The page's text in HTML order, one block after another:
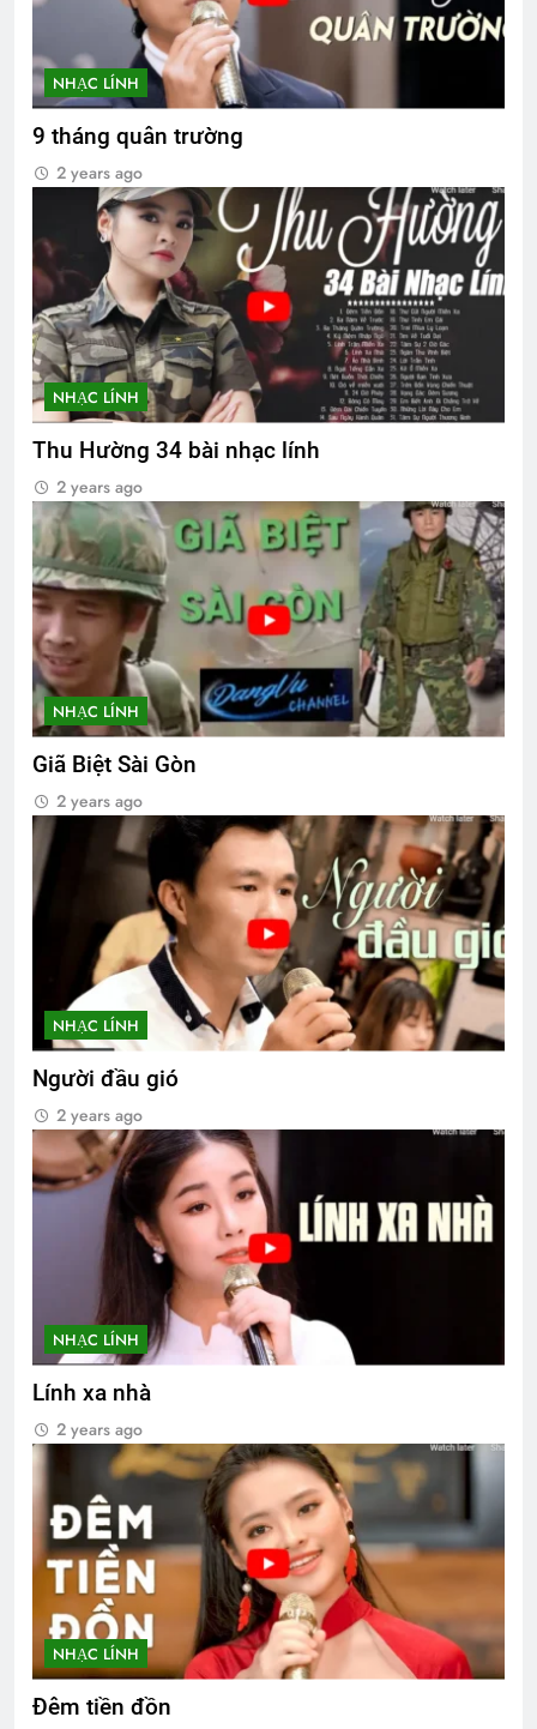
NHẠC LÍNH
9 tháng quân trường
2 years ago
NHẠC LÍNH
Thu Hường 34 bài nhạc lính
2 years ago
NHẠC LÍNH
Giã Biệt Sài Gòn
2 years ago
NHẠC LÍNH
Người đầu gió
2 years ago
NHẠC LÍNH
Lính xa nhà
2 years ago
NHẠC LÍNH
Đêm tiền đồn